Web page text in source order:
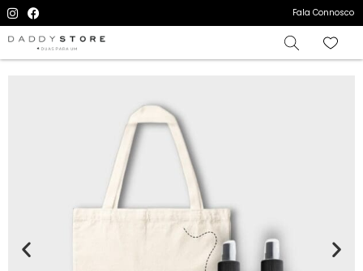
Fala Connosco